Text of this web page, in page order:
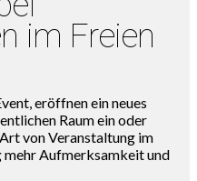
im Freien
eröffnen ein neues
Raum ein oder
von Veranstaltung im
mehr Aufmerksamkeit und